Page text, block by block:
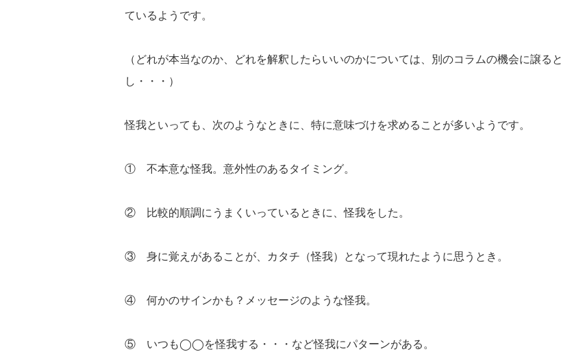
ているようです。
（どれが本当なのか、どれを解釈したらいいのかについては、別のコラムの機会に譲ると
し・・・）
怪我といっても、次のようなときに、特に意味づけを求めることが多いようです。
① 不本意な怪我。意外性のあるタイミング。
② 比較的順調にうまくいっているときに、怪我をした。
③ 身に覚えがあることが、カタチ（怪我）となって現れたように思うとき。
④ 何かのサインかも？メッセージのような怪我。
⑤ いつも◯◯を怪我する・・・など怪我にパターンがある。